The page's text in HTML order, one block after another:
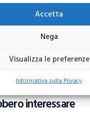
Accetta
Nega
Visualizza le preferenze
Informativa sulla Privacy
interessare